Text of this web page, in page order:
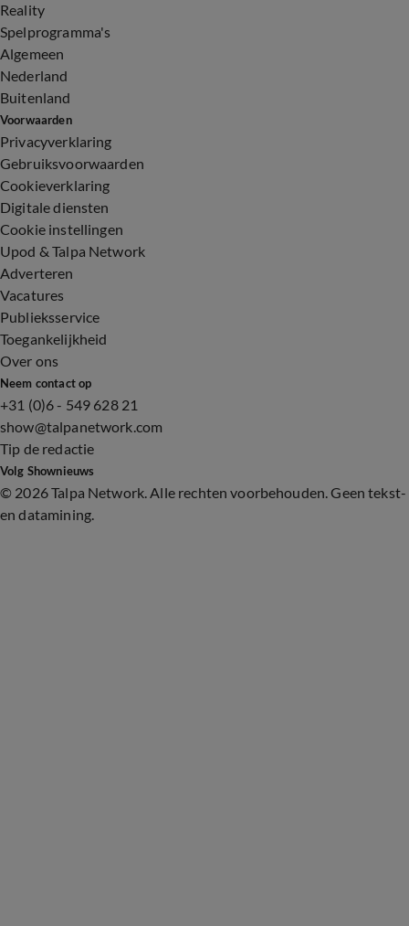
Reality
Spelprogramma's
Algemeen
Nederland
Buitenland
Voorwaarden
Privacyverklaring
Gebruiksvoorwaarden
Cookieverklaring
Digitale diensten
Cookie instellingen
Upod & Talpa Network
Adverteren
Vacatures
Publieksservice
Toegankelijkheid
Over ons
Neem contact op
+31 (0)6 - 549 628 21
show@talpanetwork.com
Tip de redactie
Volg Shownieuws
© 2026 Talpa Network. Alle rechten voorbehouden. Geen tekst-
en datamining.